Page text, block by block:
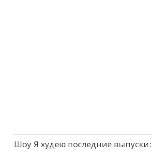
Шоу Я худею последние выпуски: